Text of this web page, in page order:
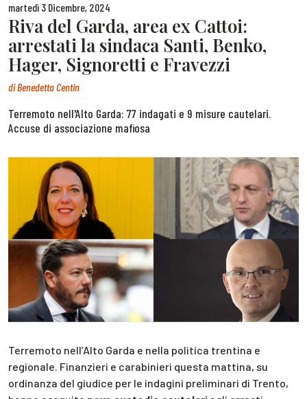
martedì 3 Dicembre, 2024
Riva del Garda, area ex Cattoi:
arrestati la sindaca Santi, Benko,
Hager, Signoretti e Fravezzi
diBenedetta Centin
Terremoto nell'Alto Garda: 77 indagati e 9 misure cautelari.
Accuse di associazione mafiosa
Terremoto nell’Alto Garda e nella politica trentina e
regionale. Finanzieri e carabinieri questa mattina, su
ordinanza del giudice per le indagini preliminari di Trento,